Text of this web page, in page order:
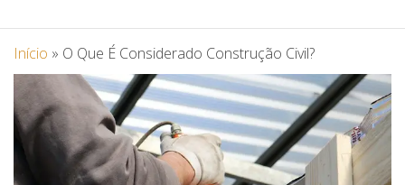
Início » O Que É Considerado Construção Civil?